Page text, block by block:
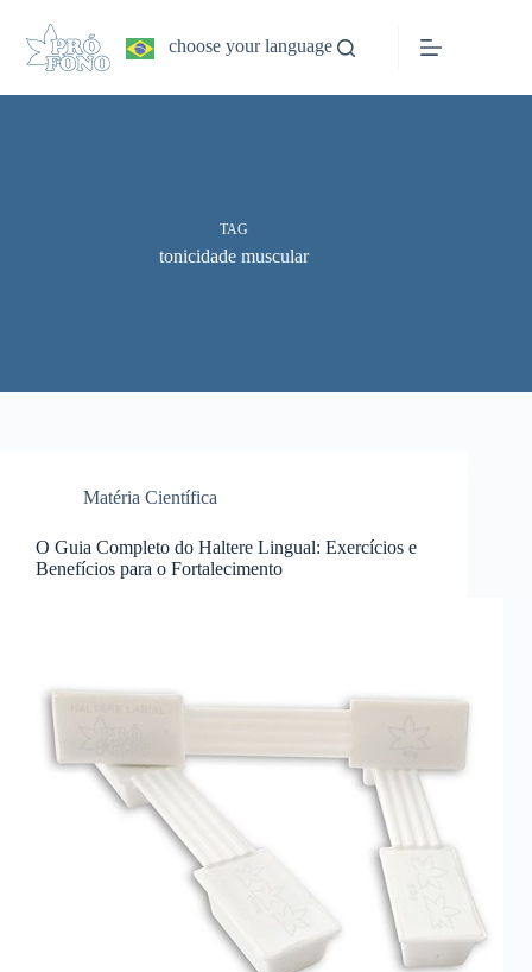
conteúdo
choose your language
TAG
tonicidade muscular
Matéria Científica
O Guia Completo do Haltere Lingual: Exercícios e
Benefícios para o Fortalecimento